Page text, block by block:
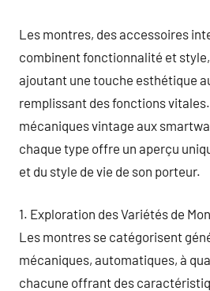
Les montres, des accessoires
combinent fonctionnalité et
ajoutant une touche esthétique
remplissant des fonctions
mécaniques vintage aux
chaque type offre un aperçu
et du style de vie de son porteur.
1. Exploration des Variétés de
Les montres se catégorisent
mécaniques, automatiques, à
chacune offrant des